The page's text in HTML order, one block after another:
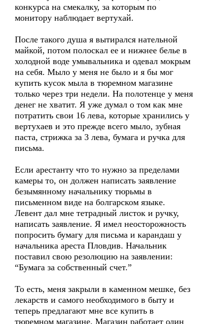
конкурса на смекалку, за которым по
монитору наблюдает вертухай.
После такого душа я вытирался нательной
майкой, потом полоскал ее и нижнее белье в
холодной воде умывальника и одевал мокрым
на себя. Мыло у меня не было и я бы мог
купить кусок мыла в тюремном магазине
только через три недели. На полотенце у меня
денег не хватит. Я уже думал о том как мне
потратить свои 16 лева, которые хранились у
вертухаев и это прежде всего мыло, зубная
паста, стрижка за 3 лева, бумага и ручка для
письма.
Если арестанту что то нужно за пределами
камеры то, он должен написать заявление
безымянному начальнику тюрьмы в
письменном виде на болгарском языке.
Левент дал мне тетрадный листок и ручку,
написать заявление. Я имел неосторожность
попросить бумагу для письма и карандаш у
начальника ареста Пловдив. Начальник
поставил свою резолюцию на заявлении:
“Бумага за собственный счет.”
То есть, меня закрыли в каменном мешке, без
лекарств и самого необходимого в быту и
теперь предлагают мне все купить в
тюремном магазине. Магазин работает один